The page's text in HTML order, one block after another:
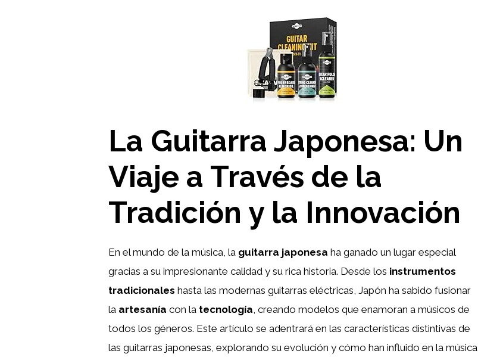
La Guitarra Japonesa: Un
Viaje a Través de la
Tradición y la Innovación
En el mundo de la música, la guitarra japonesa ha ganado un lugar especial
gracias a su impresionante calidad y su rica historia. Desde los instrumentos
tradicionales hasta las modernas guitarras eléctricas, Japón ha sabido fusionar
la artesanía con la tecnología, creando modelos que enamoran a músicos de
todos los géneros. Este artículo se adentrará en las características distintivas de
las guitarras japonesas, explorando su evolución y cómo han influido en la música